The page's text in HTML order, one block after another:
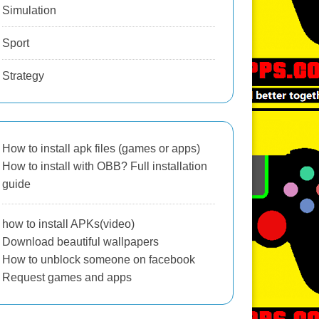
Simulation
Sport
Strategy
How to install apk files (games or apps)
How to install with OBB? Full installation
guide
how to install APKs(video)
Download beautiful wallpapers
How to unblock someone on facebook
Request games and apps
San Andreas APK